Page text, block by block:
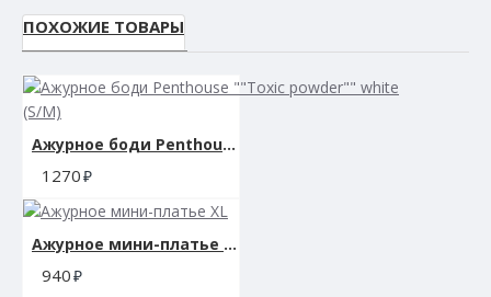
Вес: 99 гр.
ПОХОЖИЕ ТОВАРЫ
Ажурное боди Penthouse ""Toxic powder"" white (S/M)
1270
Ажурное мини-платье XL
940